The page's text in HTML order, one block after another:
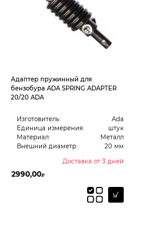
Адаптер пружинный для
бензобура ADA SPRING ADAPTER
20/20 ADA
Изготовитель:
Ada
Единица измерения:
штук
Материал:
Металл
Внешний диаметр:
20 мм
Доставка от 3 дней
2990,00₽